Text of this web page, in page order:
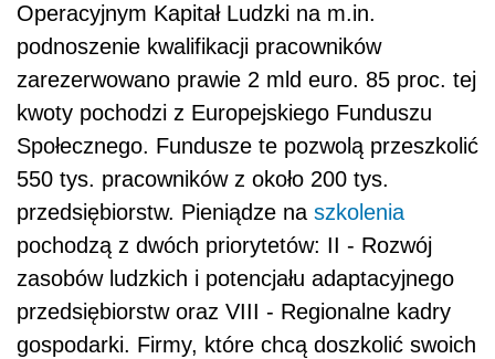
Operacyjnym Kapitał Ludzki na m.in.
podnoszenie kwalifikacji pracowników
zarezerwowano prawie 2 mld euro. 85 proc. tej
kwoty pochodzi z Europejskiego Funduszu
Społecznego. Fundusze te pozwolą przeszkolić
550 tys. pracowników z około 200 tys.
przedsiębiorstw. Pieniądze na szkolenia
pochodzą z dwóch priorytetów: II - Rozwój
zasobów ludzkich i potencjału adaptacyjnego
przedsiębiorstw oraz VIII - Regionalne kadry
gospodarki. Firmy, które chcą doszkolić swoich